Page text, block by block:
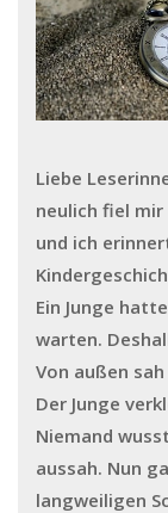
Liebe
neulich fiel mir
und ich
Ein Junge
warten.
Von außen
Der Junge
Niemand
aussah. Nun
langweiligen